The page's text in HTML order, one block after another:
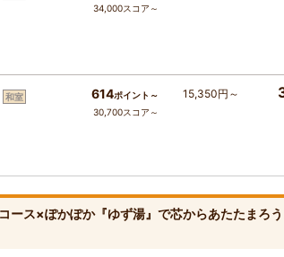
34,000スコア～
和室 614ポイント～
30,700スコア～
15,350円～
ース×ぽかぽか『ゆず湯』で芯からあたたまろ